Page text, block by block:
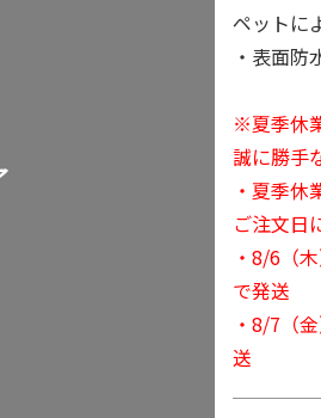
ペットに
・表面防
※夏季休
誠に勝手
・夏季休
ご注文日
・8/6（
で発送
・8/7（
送